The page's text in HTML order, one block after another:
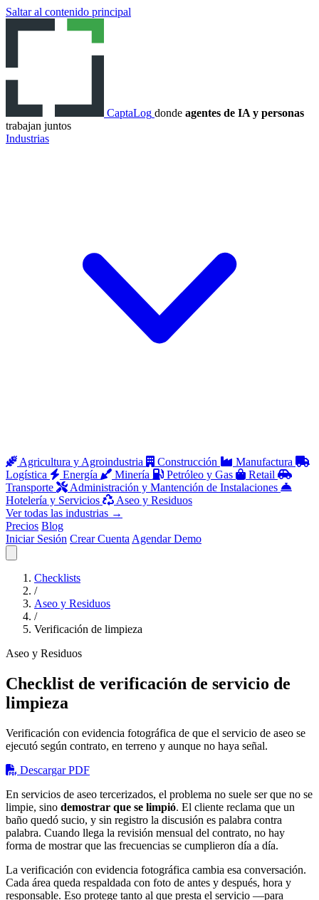
Saltar al contenido principal
CaptaLog donde agentes de IA y personas
trabajan juntos
Industrias
Agricultura y Agroindustria Construcción
Manufactura
Logística
Energía Minería Petróleo y Gas
Retail
Transporte
Administración y Mantención de Instalaciones
Hotelería y Servicios
Aseo y Residuos
Ver todas las industrias →
Precios Blog
Iniciar Sesión Crear Cuenta Agendar Demo
Checklists
/
Aseo y Residuos
/
Verificación de limpieza
Aseo y Residuos
Checklist de verificación de servicio de
limpieza
Verificación con evidencia fotográfica de que el servicio de aseo se
ejecutó según contrato, en terreno y aunque no haya señal.
Descargar PDF
En servicios de aseo tercerizados, el problema no suele ser que no se
limpie, sino demostrar que se limpió. El cliente reclama que un
baño quedó sucio, y sin registro la discusión es palabra contra
palabra. Cuando llega la revisión mensual del contrato, no hay
forma de mostrar que las frecuencias se cumplieron día a día.
La verificación con evidencia fotográfica cambia esa conversación.
Cada área queda respaldada con foto de antes y después, hora y
responsable. Eso protege tanto al que presta el servicio —para